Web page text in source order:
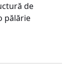
de
pălărie